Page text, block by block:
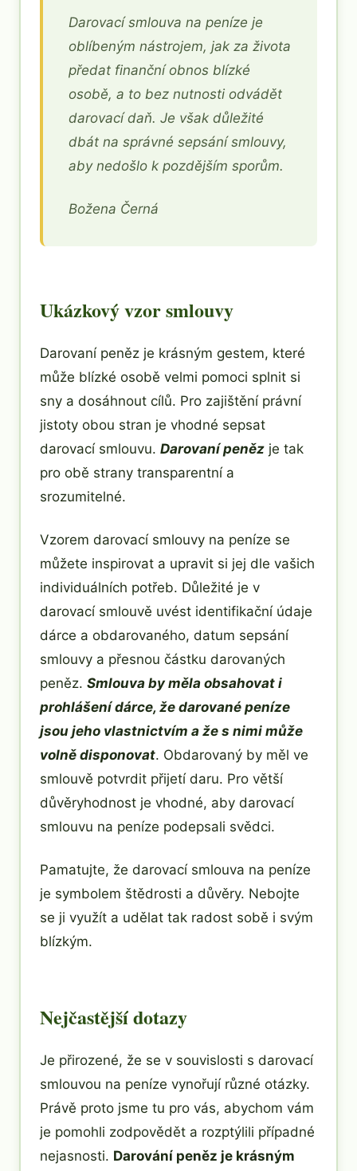
Darovací smlouva na peníze je
oblíbeným nástrojem, jak za života
předat finanční obnos blízké
osobě, a to bez nutnosti odvádět
darovací daň. Je však důležité
dbát na správné sepsání smlouvy,
aby nedošlo k pozdějším sporům.
Božena Černá
Ukázkový vzor smlouvy
Darovaní peněz je krásným gestem, které
může blízké osobě velmi pomoci splnit si
sny a dosáhnout cílů. Pro zajištění právní
jistoty obou stran je vhodné sepsat
darovací smlouvu. Darovaní peněz je tak
pro obě strany transparentní a
srozumitelné.
Vzorem darovací smlouvy na peníze se
můžete inspirovat a upravit si jej dle vašich
individuálních potřeb. Důležité je v
darovací smlouvě uvést identifikační údaje
dárce a obdarovaného, datum sepsání
smlouvy a přesnou částku darovaných
peněz. Smlouva by měla obsahovat i
prohlášení dárce, že darované peníze
jsou jeho vlastnictvím a že s nimi může
volně disponovat. Obdarovaný by měl ve
smlouvě potvrdit přijetí daru. Pro větší
důvěryhodnost je vhodné, aby darovací
smlouvu na peníze podepsali svědci.
Pamatujte, že darovací smlouva na peníze
je symbolem štědrosti a důvěry. Nebojte
se ji využít a udělat tak radost sobě i svým
blízkým.
Nejčastější dotazy
Je přirozené, že se v souvislosti s darovací
smlouvou na peníze vynořují různé otázky.
Právě proto jsme tu pro vás, abychom vám
je pomohli zodpovědět a rozptýlili případné
nejasnosti. Darování peněz je krásným